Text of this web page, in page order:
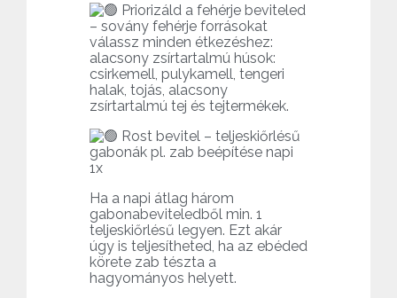
Priorizáld a fehérje beviteled
– sovány fehérje forrásokat
válassz minden étkezéshez:
alacsony zsírtartalmú húsok:
csirkemell, pulykamell, tengeri
halak, tojás, alacsony
zsírtartalmú tej és tejtermékek.
Rost bevitel – teljeskiőrlésű
gabonák pl. zab beépítése napi
1x
Ha a napi átlag három
gabonabeviteledből min. 1
teljeskiőrlésű legyen. Ezt akár
úgy is teljesítheted, ha az ebéded
körete zab tészta a
hagyományos helyett.